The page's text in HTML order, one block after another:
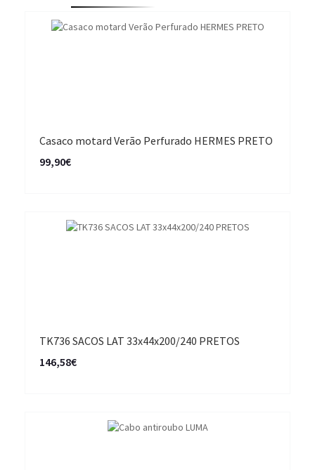
Casaco motard Verão Perfurado HERMES PRETO
99,90€
TK736 SACOS LAT 33x44x200/240 PRETOS
146,58€